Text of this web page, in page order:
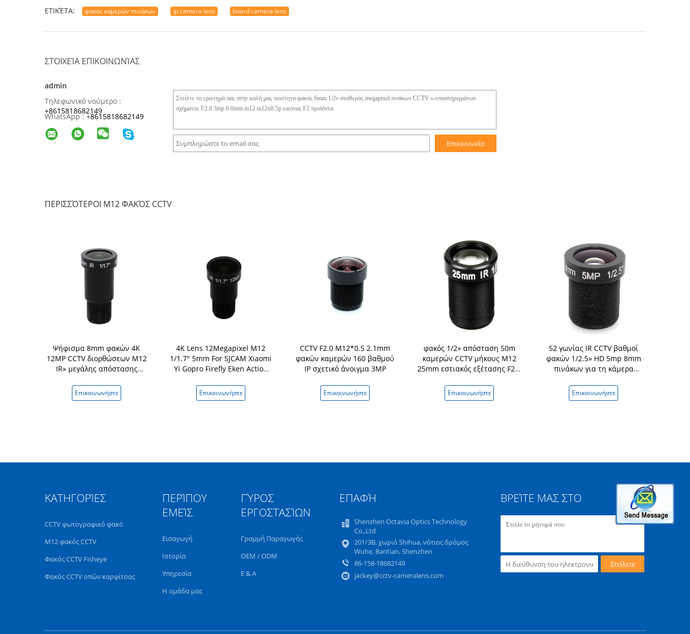
ΕΤΙΚΈΤΑ: φακός καμερών πινάκων ip camera lens board camera lens
ΣΤΟΙΧΕΊΑ ΕΠΙΚΟΙΝΩΝΊΑΣ
admin
Τηλεφωνικό νούμερο :
+8615818682149
WhatsApp :+8615818682149
Επικοινωνία
ΠΕΡΙΣΣΌΤΕΡΟΙ M12 ΦΑΚΌΣ CCTV
Ψήφισμα 8mm φακών 4K
12MP CCTV διορθώσεων M12
IR» μεγάλης απόστασης
Επικοινωνήστε
4K Lens 12Megapixel M12
1/1.7" 5mm For SJCAM Xiaomi
Yi Gopro Firefly Eken Action
UAVS
Επικοινωνήστε
CCTV F2.0 M12*0.5 2.1mm
φακών καμερών 160 βαθμού
IP σχετικό άνοιγμα 3MP
Επικοινωνήστε
φακός 1/2» απόσταση 50m
καμερών CCTV μήκους M12
25mm εστιακός εξέτασης F2.4
Επικοινωνήστε
52 γωνίας IR CCTV βαθμοί
φακών 1/2.5» HD 5mp 8mm
πινάκων για τη κάμερα
Επικοινωνήστε
ΚΑΤΗΓΟΡΊΕΣ
CCTV φωτογραφικό φακό
M12 φακός CCTV
Φακός CCTV Fisheye
Φακός CCTV οπών καρφίτσας
ΠΕΡΊΠΟΥ
ΕΜΕΊΣ
Εισαγωγή
Ιστορία
Υπηρεσία
Η ομάδα μας
ΓΎΡΟΣ
ΕΡΓΟΣΤΑΣΊΩΝ
Γραμμή Παραγωγής
OEM / ODM
Ε & Α
ΕΠΑΦΉ
Shenzhen Octavia Optics Technology
Co.,Ltd
201/3B, χωριό Shihua, νότιος δρόμος
Wuhe, Bantian, Shenzhen
86-158-18682149
jackey@cctv-cameralens.com
ΒΡΕΊΤΕ ΜΑΣ ΣΤΟ
Στείλετε